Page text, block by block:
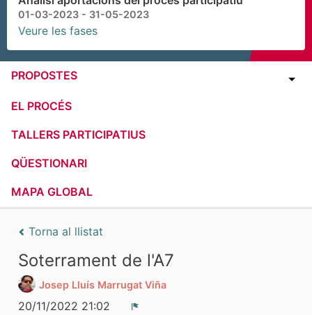
01-03-2023 - 31-05-2023
Veure les fases
PROPOSTES
EL PROCÉS
TALLERS PARTICIPATIUS
QÜESTIONARI
MAPA GLOBAL
Torna al llistat
Soterrament de l'A7
Josep Lluís Marrugat Viña
20/11/2022 21:02